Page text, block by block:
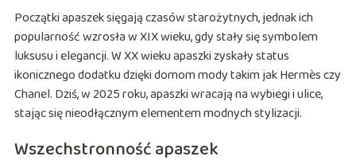
Początki apaszek sięgają czasów starożytnych, jednak ich
popularność wzrosła w XIX wieku, gdy stały się symbolem
luksusu i elegancji. W XX wieku apaszki zyskały status
ikonicznego dodatku dzięki domom mody takim jak Hermès czy
Chanel. Dziś, w 2025 roku, apaszki wracają na wybiegi i ulice,
stając się nieodłącznym elementem modnych stylizacji.
Wszechstronność apaszek